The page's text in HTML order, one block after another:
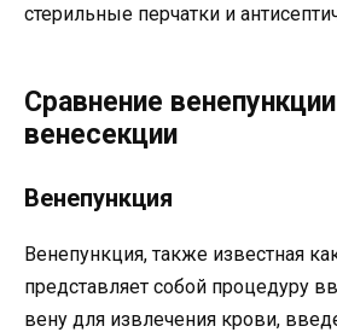
стерильные перчатки и
Сравнение
венесекции
Венепункция
Венепункция, также известная
представляет собой процедуру
вену для извлечения крови,